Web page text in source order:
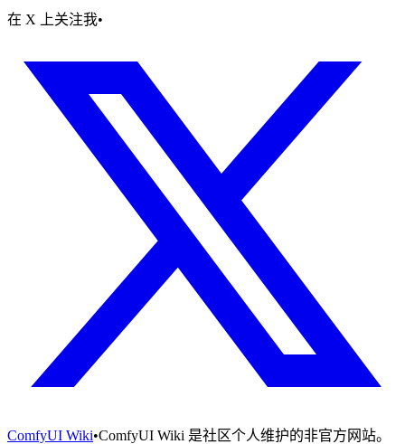
在 X 上关注我•
ComfyUI Wiki•ComfyUI Wiki 是社区个人维护的非官方网站。